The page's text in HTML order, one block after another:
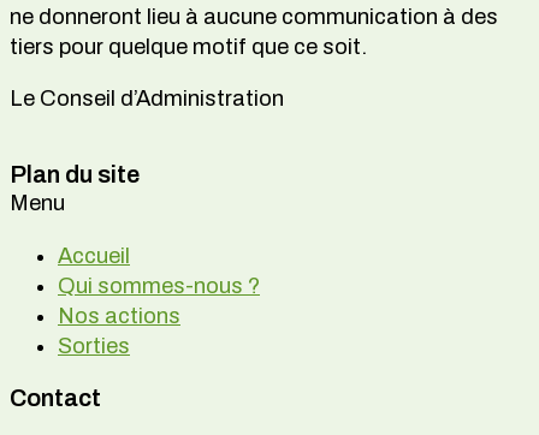
ne donneront lieu à aucune communication à des
tiers pour quelque motif que ce soit.
Le Conseil d’Administration
Plan du site
Menu
Accueil
Qui sommes-nous ?
Nos actions
Sorties
Contact